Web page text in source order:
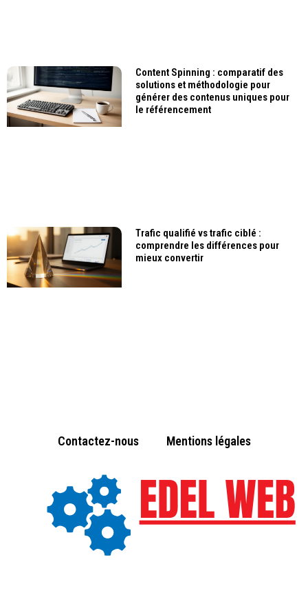
Content Spinning : comparatif des
solutions et méthodologie pour
générer des contenus uniques pour
le référencement
Trafic qualifié vs trafic ciblé :
comprendre les différences pour
mieux convertir
Contactez-nous Mentions légales